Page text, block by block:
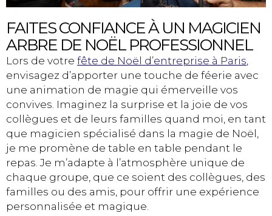
FAITES CONFIANCE À UN MAGICIEN
ARBRE DE NOËL PROFESSIONNEL
Lors de votre fête de Noël d’entreprise à Paris
envisagez d’apporter une touche de féerie avec
une animation de magie qui émerveille vos
convives. Imaginez la surprise et la joie de vos
collègues et de leurs familles quand moi, en tant
que magicien spécialisé dans la magie de Noël,
je me promène de table en table pendant le
repas. Je m’adapte à l’atmosphère unique de
chaque groupe, que ce soient des collègues, des
familles ou des amis, pour offrir une expérience
personnalisée et magique.